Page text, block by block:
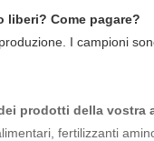
liberi? Come pagare?
I campioni
prodotti della vostra
fertilizzanti